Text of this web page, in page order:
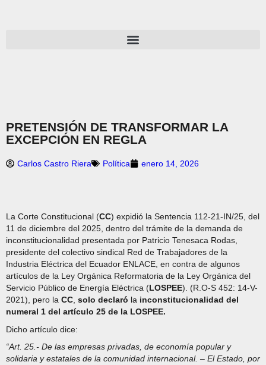
PRETENSIÓN DE TRANSFORMAR LA
EXCEPCIÓN EN REGLA
Carlos Castro Riera Política enero 14, 2026
La Corte Constitucional (CC) expidió la Sentencia 112-21-IN/25, del
11 de diciembre del 2025, dentro del trámite de la demanda de
inconstitucionalidad presentada por Patricio Tenesaca Rodas,
presidente del colectivo sindical Red de Trabajadores de la
Industria Eléctrica del Ecuador ENLACE, en contra de algunos
artículos de la Ley Orgánica Reformatoria de la Ley Orgánica del
Servicio Público de Energía Eléctrica (LOSPEE). (R.O-S 452: 14-V-
2021), pero la CC, solo declaró la inconstitucionalidad del
numeral 1 del artículo 25 de la LOSPEE.
Dicho artículo dice:
“Art. 25.- De las empresas privadas, de economía popular y
solidaria y estatales de la comunidad internacional. – El Estado, por